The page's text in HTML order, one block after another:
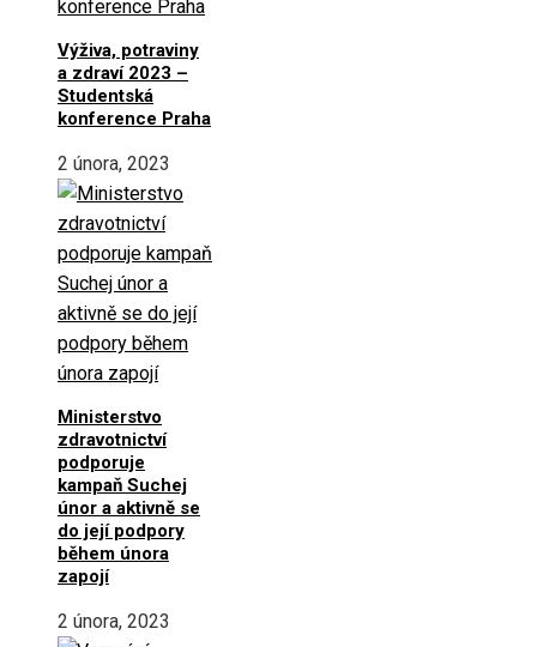
Výživa, potraviny
a zdraví 2023 –
Studentská
konference Praha
2 února, 2023
Ministerstvo
zdravotnictví
podporuje
kampaň Suchej
únor a aktivně se
do její podpory
během února
zapojí
2 února, 2023